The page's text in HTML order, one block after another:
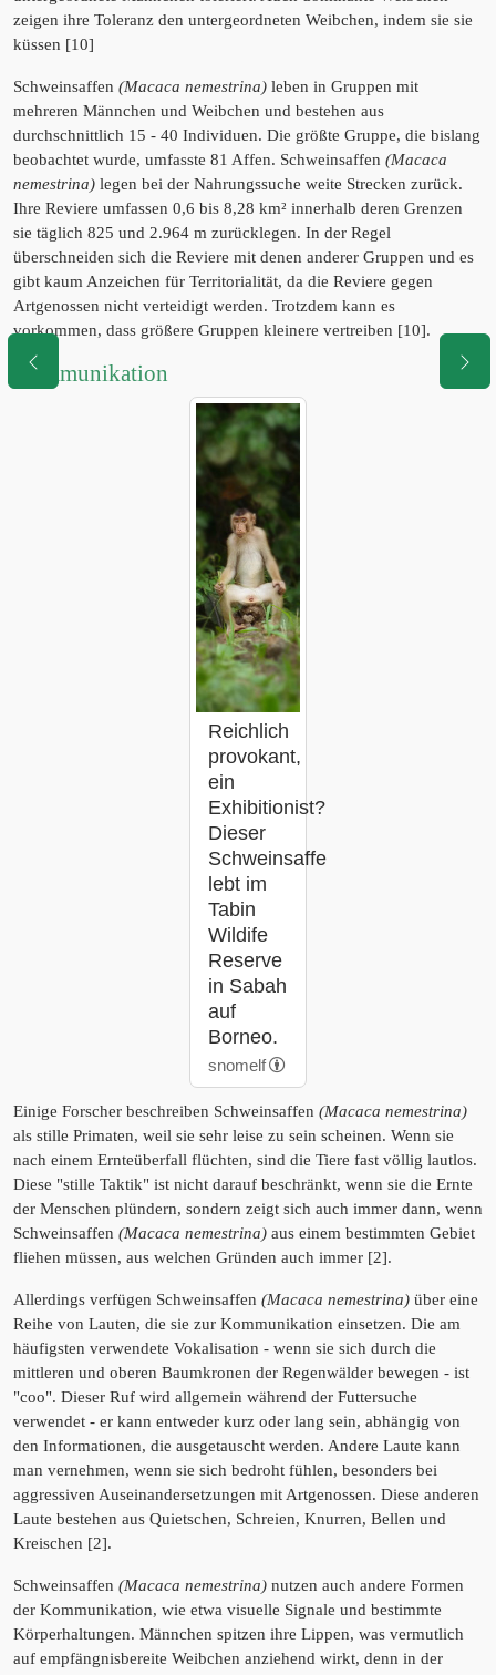
zeigen ihre Toleranz den untergeordneten Weibchen, indem sie sie
küssen [10]
Schweinsaffen (Macaca nemestrina) leben in Gruppen mit
mehreren Männchen und Weibchen und bestehen aus
durchschnittlich 15 - 40 Individuen. Die größte Gruppe, die bislang
beobachtet wurde, umfasste 81 Affen. Schweinsaffen (Macaca
nemestrina) legen bei der Nahrungssuche weite Strecken zurück.
Ihre Reviere umfassen 0,6 bis 8,28 km² innerhalb deren Grenzen
sie täglich 825 und 2.964 m zurücklegen. In der Regel
überschneiden sich die Reviere mit denen anderer Gruppen und es
gibt kaum Anzeichen für Territorialität, da die Reviere gegen
Artgenossen nicht verteidigt werden. Trotzdem kann es
vorkommen, dass größere Gruppen kleinere vertreiben [10].
Kommunikation
Reichlich
provokant,
ein
Exhibitionist?
Dieser
Schweinsaffe
lebt im
Tabin
Wildife
Reserve
in Sabah
auf
Borneo.
snomelf
Einige Forscher beschreiben Schweinsaffen (Macaca nemestrina)
als stille Primaten, weil sie sehr leise zu sein scheinen. Wenn sie
nach einem Ernteüberfall flüchten, sind die Tiere fast völlig lautlos.
Diese "stille Taktik" ist nicht darauf beschränkt, wenn sie die Ernte
der Menschen plündern, sondern zeigt sich auch immer dann, wenn
Schweinsaffen (Macaca nemestrina) aus einem bestimmten Gebiet
fliehen müssen, aus welchen Gründen auch immer [2].
Allerdings verfügen Schweinsaffen (Macaca nemestrina) über eine
Reihe von Lauten, die sie zur Kommunikation einsetzen. Die am
häufigsten verwendete Vokalisation - wenn sie sich durch die
mittleren und oberen Baumkronen der Regenwälder bewegen - ist
"coo". Dieser Ruf wird allgemein während der Futtersuche
verwendet - er kann entweder kurz oder lang sein, abhängig von
den Informationen, die ausgetauscht werden. Andere Laute kann
man vernehmen, wenn sie sich bedroht fühlen, besonders bei
aggressiven Auseinandersetzungen mit Artgenossen. Diese anderen
Laute bestehen aus Quietschen, Schreien, Knurren, Bellen und
Kreischen [2].
Schweinsaffen (Macaca nemestrina) nutzen auch andere Formen
der Kommunikation, wie etwa visuelle Signale und bestimmte
Körperhaltungen. Männchen spitzen ihre Lippen, was vermutlich
auf empfängnisbereite Weibchen anziehend wirkt, denn in der